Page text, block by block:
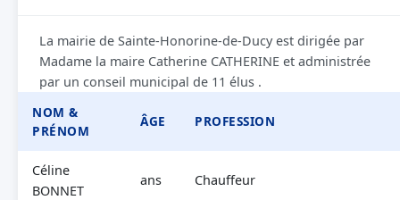
La mairie de Sainte-Honorine-de-Ducy est dirigée par
Madame la maire Catherine CATHERINE et administrée
par un conseil municipal de 11 élus .
NOM &
PRÉNOM
ÂGE PROFESSION
Céline
BONNET
ans Chauffeur